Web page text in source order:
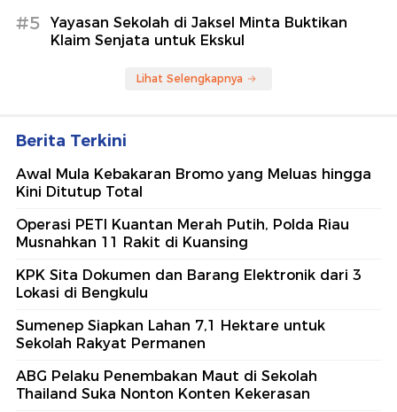
#5
Yayasan Sekolah di Jaksel Minta Buktikan
Klaim Senjata untuk Ekskul
Lihat Selengkapnya
Berita Terkini
Awal Mula Kebakaran Bromo yang Meluas hingga
Kini Ditutup Total
Operasi PETI Kuantan Merah Putih, Polda Riau
Musnahkan 11 Rakit di Kuansing
KPK Sita Dokumen dan Barang Elektronik dari 3
Lokasi di Bengkulu
Sumenep Siapkan Lahan 7,1 Hektare untuk
Sekolah Rakyat Permanen
ABG Pelaku Penembakan Maut di Sekolah
Thailand Suka Nonton Konten Kekerasan